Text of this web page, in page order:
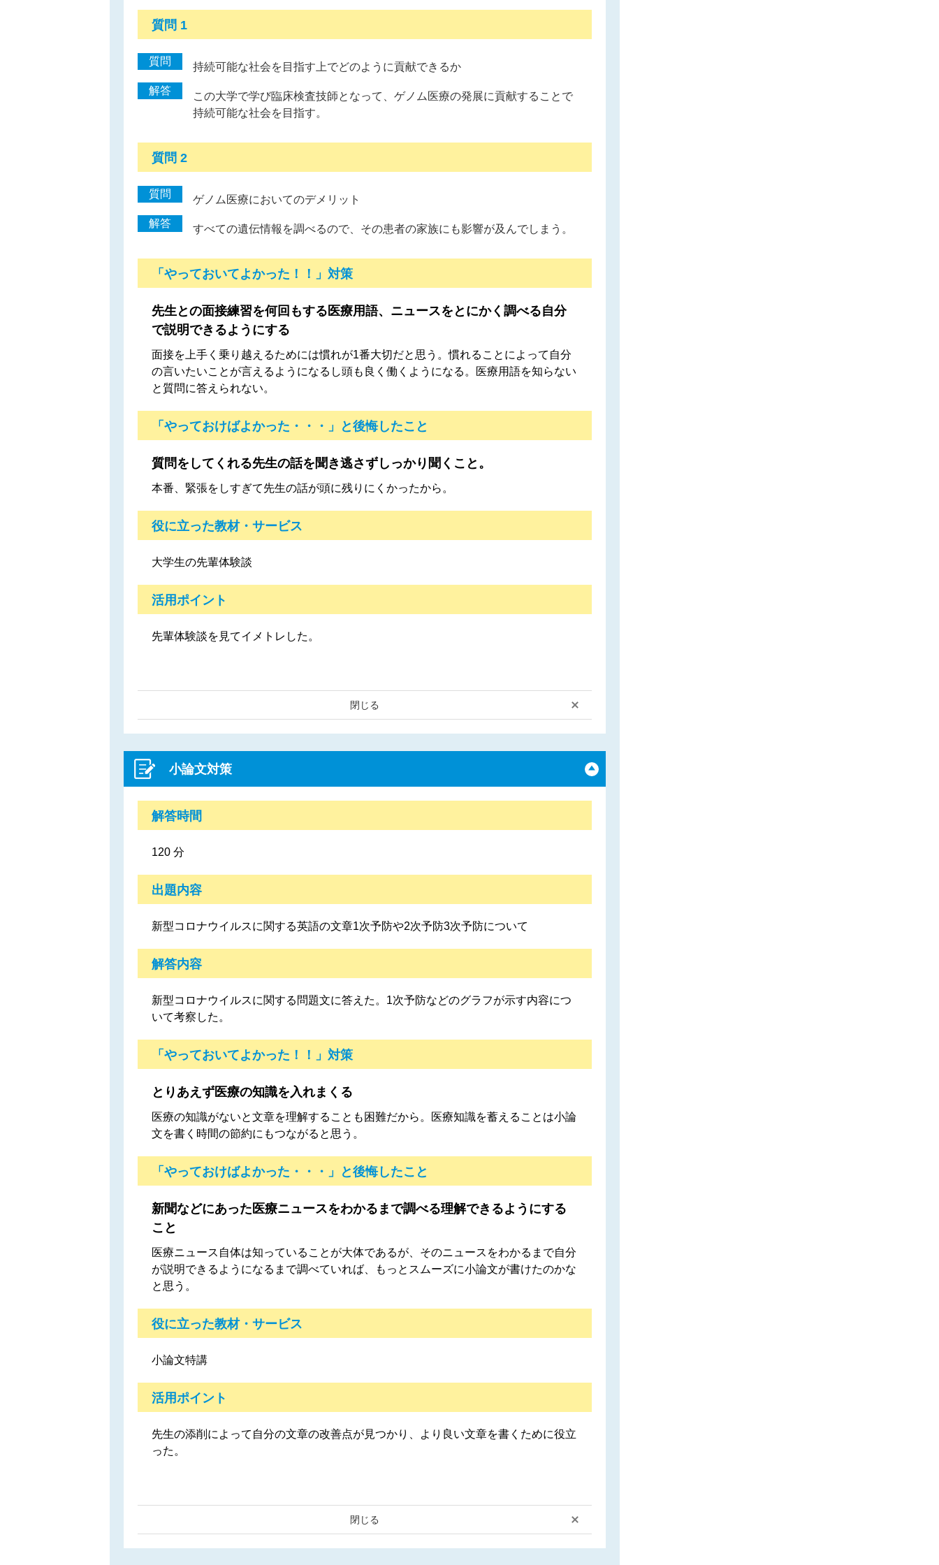
質問 1
質問
持続可能な社会を目指す上でどのように貢献できるか
解答
この大学で学び臨床検査技師となって、ゲノム医療の発展に貢献することで
持続可能な社会を目指す。
質問 2
質問
ゲノム医療においてのデメリット
解答
すべての遺伝情報を調べるので、その患者の家族にも影響が及んでしまう。
「やっておいてよかった！！」対策
先生との面接練習を何回もする医療用語、ニュースをとにかく調べる自分
で説明できるようにする
面接を上手く乗り越えるためには慣れが1番大切だと思う。慣れることによって自分
の言いたいことが言えるようになるし頭も良く働くようになる。医療用語を知らない
と質問に答えられない。
「やっておけばよかった・・・」と後悔したこと
質問をしてくれる先生の話を聞き逃さずしっかり聞くこと。
本番、緊張をしすぎて先生の話が頭に残りにくかったから。
役に立った教材・サービス
大学生の先輩体験談
活用ポイント
先輩体験談を見てイメトレした。
閉じる
小論文対策
解答時間
120 分
出題内容
新型コロナウイルスに関する英語の文章1次予防や2次予防3次予防について
解答内容
新型コロナウイルスに関する問題文に答えた。1次予防などのグラフが示す内容につ
いて考察した。
「やっておいてよかった！！」対策
とりあえず医療の知識を入れまくる
医療の知識がないと文章を理解することも困難だから。医療知識を蓄えることは小論
文を書く時間の節約にもつながると思う。
「やっておけばよかった・・・」と後悔したこと
新聞などにあった医療ニュースをわかるまで調べる理解できるようにする
こと
医療ニュース自体は知っていることが大体であるが、そのニュースをわかるまで自分
が説明できるようになるまで調べていれば、もっとスムーズに小論文が書けたのかな
と思う。
役に立った教材・サービス
小論文特講
活用ポイント
先生の添削によって自分の文章の改善点が見つかり、より良い文章を書くために役立
った。
閉じる